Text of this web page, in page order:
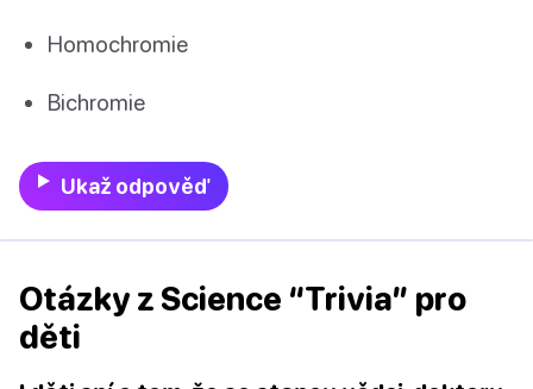
Homochromie
Bichromie
Ukaž odpověď
Otázky z Science “Trivia” pro
děti